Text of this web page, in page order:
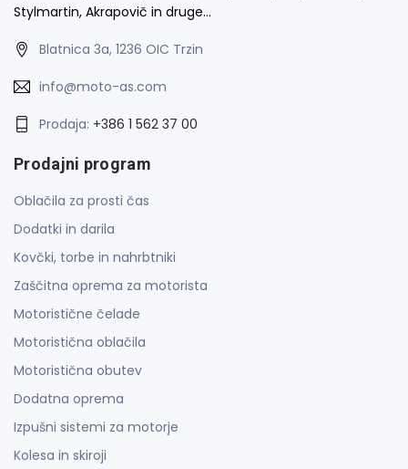
Stylmartin, Akrapovič in druge…
Blatnica 3a, 1236 OIC Trzin
info@moto-as.com
Prodaja: +386 1 562 37 00
Prodajni program
Oblačila za prosti čas
Dodatki in darila
Kovčki, torbe in nahrbtniki
Zaščitna oprema za motorista
Motoristične čelade
Motoristična oblačila
Motoristična obutev
Dodatna oprema
Izpušni sistemi za motorje
Kolesa in skiroji